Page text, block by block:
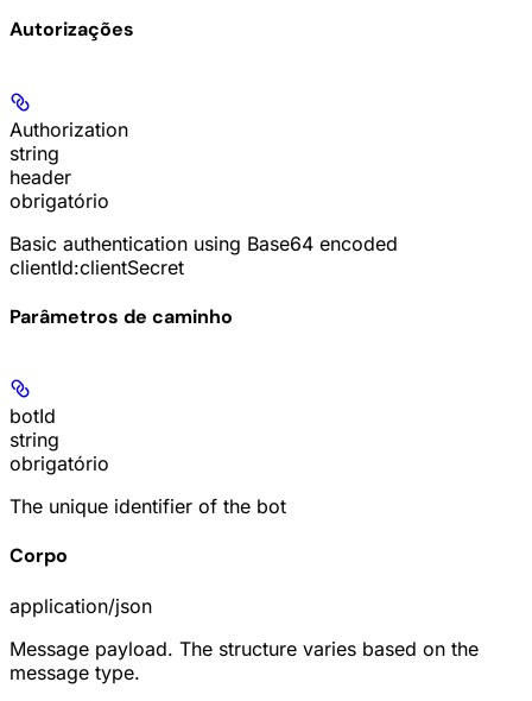
Autorizações
Authorization
string
header
obrigatório
Basic authentication using Base64 encoded
clientId:clientSecret
Parâmetros de caminho
botId
string
obrigatório
The unique identifier of the bot
Corpo
application/json
Message payload. The structure varies based on the
message type.